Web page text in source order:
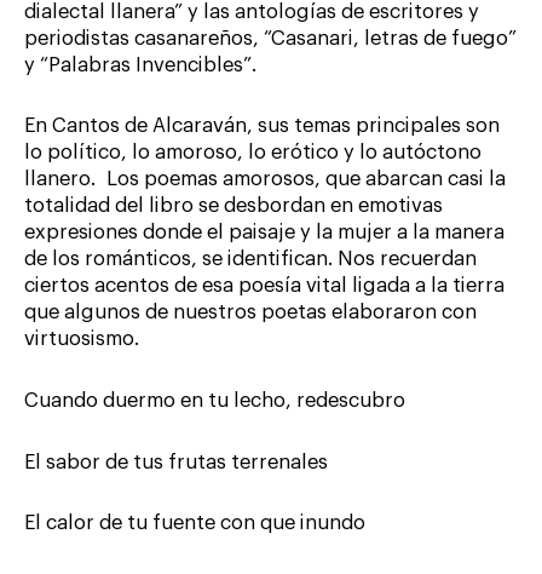
dialectal llanera” y las antologías de escritores y
periodistas casanareños, “Casanari, letras de fuego”
y “Palabras Invencibles”.
En Cantos de Alcaraván, sus temas principales son
lo político, lo amoroso, lo erótico y lo autóctono
llanero. Los poemas amorosos, que abarcan casi la
totalidad del libro se desbordan en emotivas
expresiones donde el paisaje y la mujer a la manera
de los románticos, se identifican. Nos recuerdan
ciertos acentos de esa poesía vital ligada a la tierra
que algunos de nuestros poetas elaboraron con
virtuosismo.
Cuando duermo en tu lecho, redescubro
El sabor de tus frutas terrenales
El calor de tu fuente con que inundo